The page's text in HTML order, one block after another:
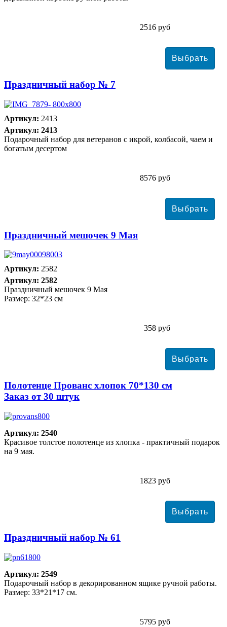
2516 руб
Праздничный набор № 7
Артикул: 2413
Артикул: 2413
Подарочный набор для ветеранов с икрой, колбасой, чаем и
богатым десертом
8576 руб
Праздничный мешочек 9 Мая
Артикул: 2582
Артикул: 2582
Праздничный мешочек 9 Мая
Размер: 32*23 см
358 руб
Полотенце Прованс хлопок 70*130 см
Заказ от 30 штук
Артикул: 2540
Красивое толстое полотенце из хлопка - практичный подарок
на 9 мая.
1823 руб
Праздничный набор № 61
Артикул: 2549
Подарочный набор в декорированном ящике ручной работы.
Размер: 33*21*17 см.
5795 руб